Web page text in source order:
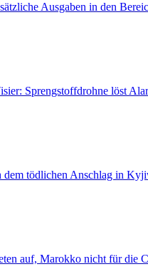
Ausgaben in den
Sprengstoffdrohne löst
dem tödlichen Anschlag in
auf, Marokko nicht für die